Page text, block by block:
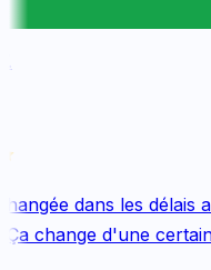
dans les délais
change d'une